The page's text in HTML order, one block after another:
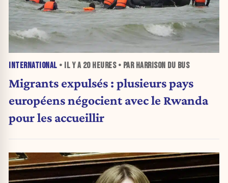
INTERNATIONAL • IL Y A 20 HEURES• PAR HARRISON DU BUS
Migrants expulsés : plusieurs pays
européens négocient avec le Rwanda
pour les accueillir